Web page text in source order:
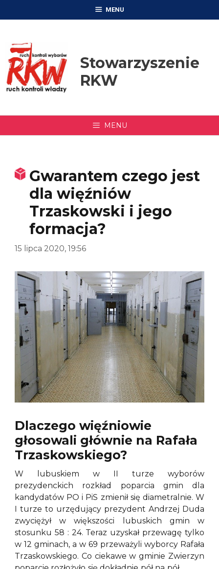
MENU
Stowarzyszenie
RKW
MENU
Gwarantem czego jest
dla więźniów
Trzaskowski i jego
formacja?
15 lipca 2020, 19:56
Dlaczego więźniowie
głosowali głównie na Rafała
Trzaskowskiego?
W lubuskiem w II turze wyborów
prezydenckich rozkład poparcia gmin dla
kandydatów PO i PiS zmienił się diametralnie. W
I turze to urzędujący prezydent Andrzej Duda
zwyciężył w większości lubuskich gmin w
stosunku 58 : 24. Teraz uzyskał przewagę tylko
w 12 gminach, a w 69 przeważyli wyborcy Rafała
Trzaskowskiego. Co ciekawe w gminie Zwierzyn